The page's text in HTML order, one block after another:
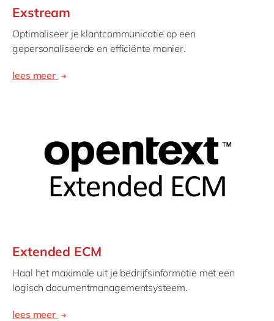
Exstream
Optimaliseer je klantcommunicatie op een
gepersonaliseerde en efficiënte manier.
lees meer
Extended ECM
Haal het maximale uit je bedrijfsinformatie met een
logisch documentmanagementsysteem.
lees meer